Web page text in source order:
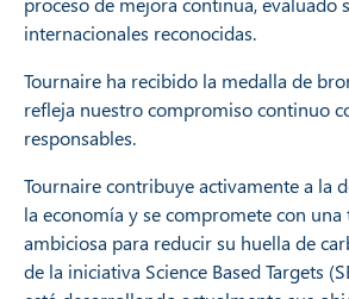
internacionales reconocidas.
Tournaire ha recibido la medalla de
refleja nuestro compromiso continuo
responsables.
Tournaire contribuye activamente a la
la economía y se compromete con
ambiciosa para reducir su huella de
de la iniciativa Science Based Targets